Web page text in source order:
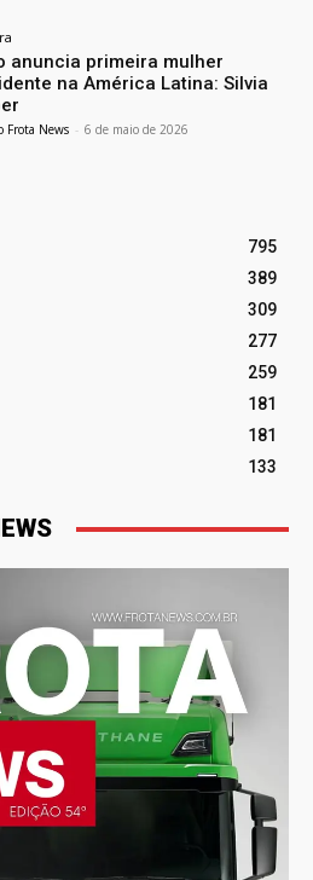
anuncia primeira mulher
na América Latina: Silvia
Frota News - 6 de maio de 2026
795
389
309
277
259
181
181
133